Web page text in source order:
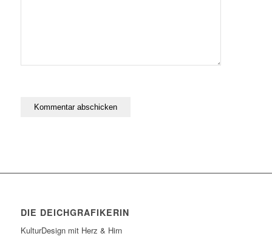
DIE DEICHGRAFIKERIN
KulturDesign mit Herz & Hirn